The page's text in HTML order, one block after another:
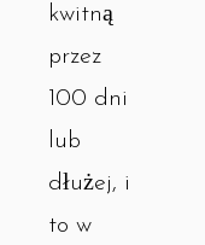
kwitną
przez
100 dni
lub
dłużej, i
to w